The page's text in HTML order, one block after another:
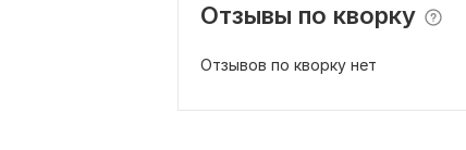
Отзывы по кворку
Отзывов по кворку нет